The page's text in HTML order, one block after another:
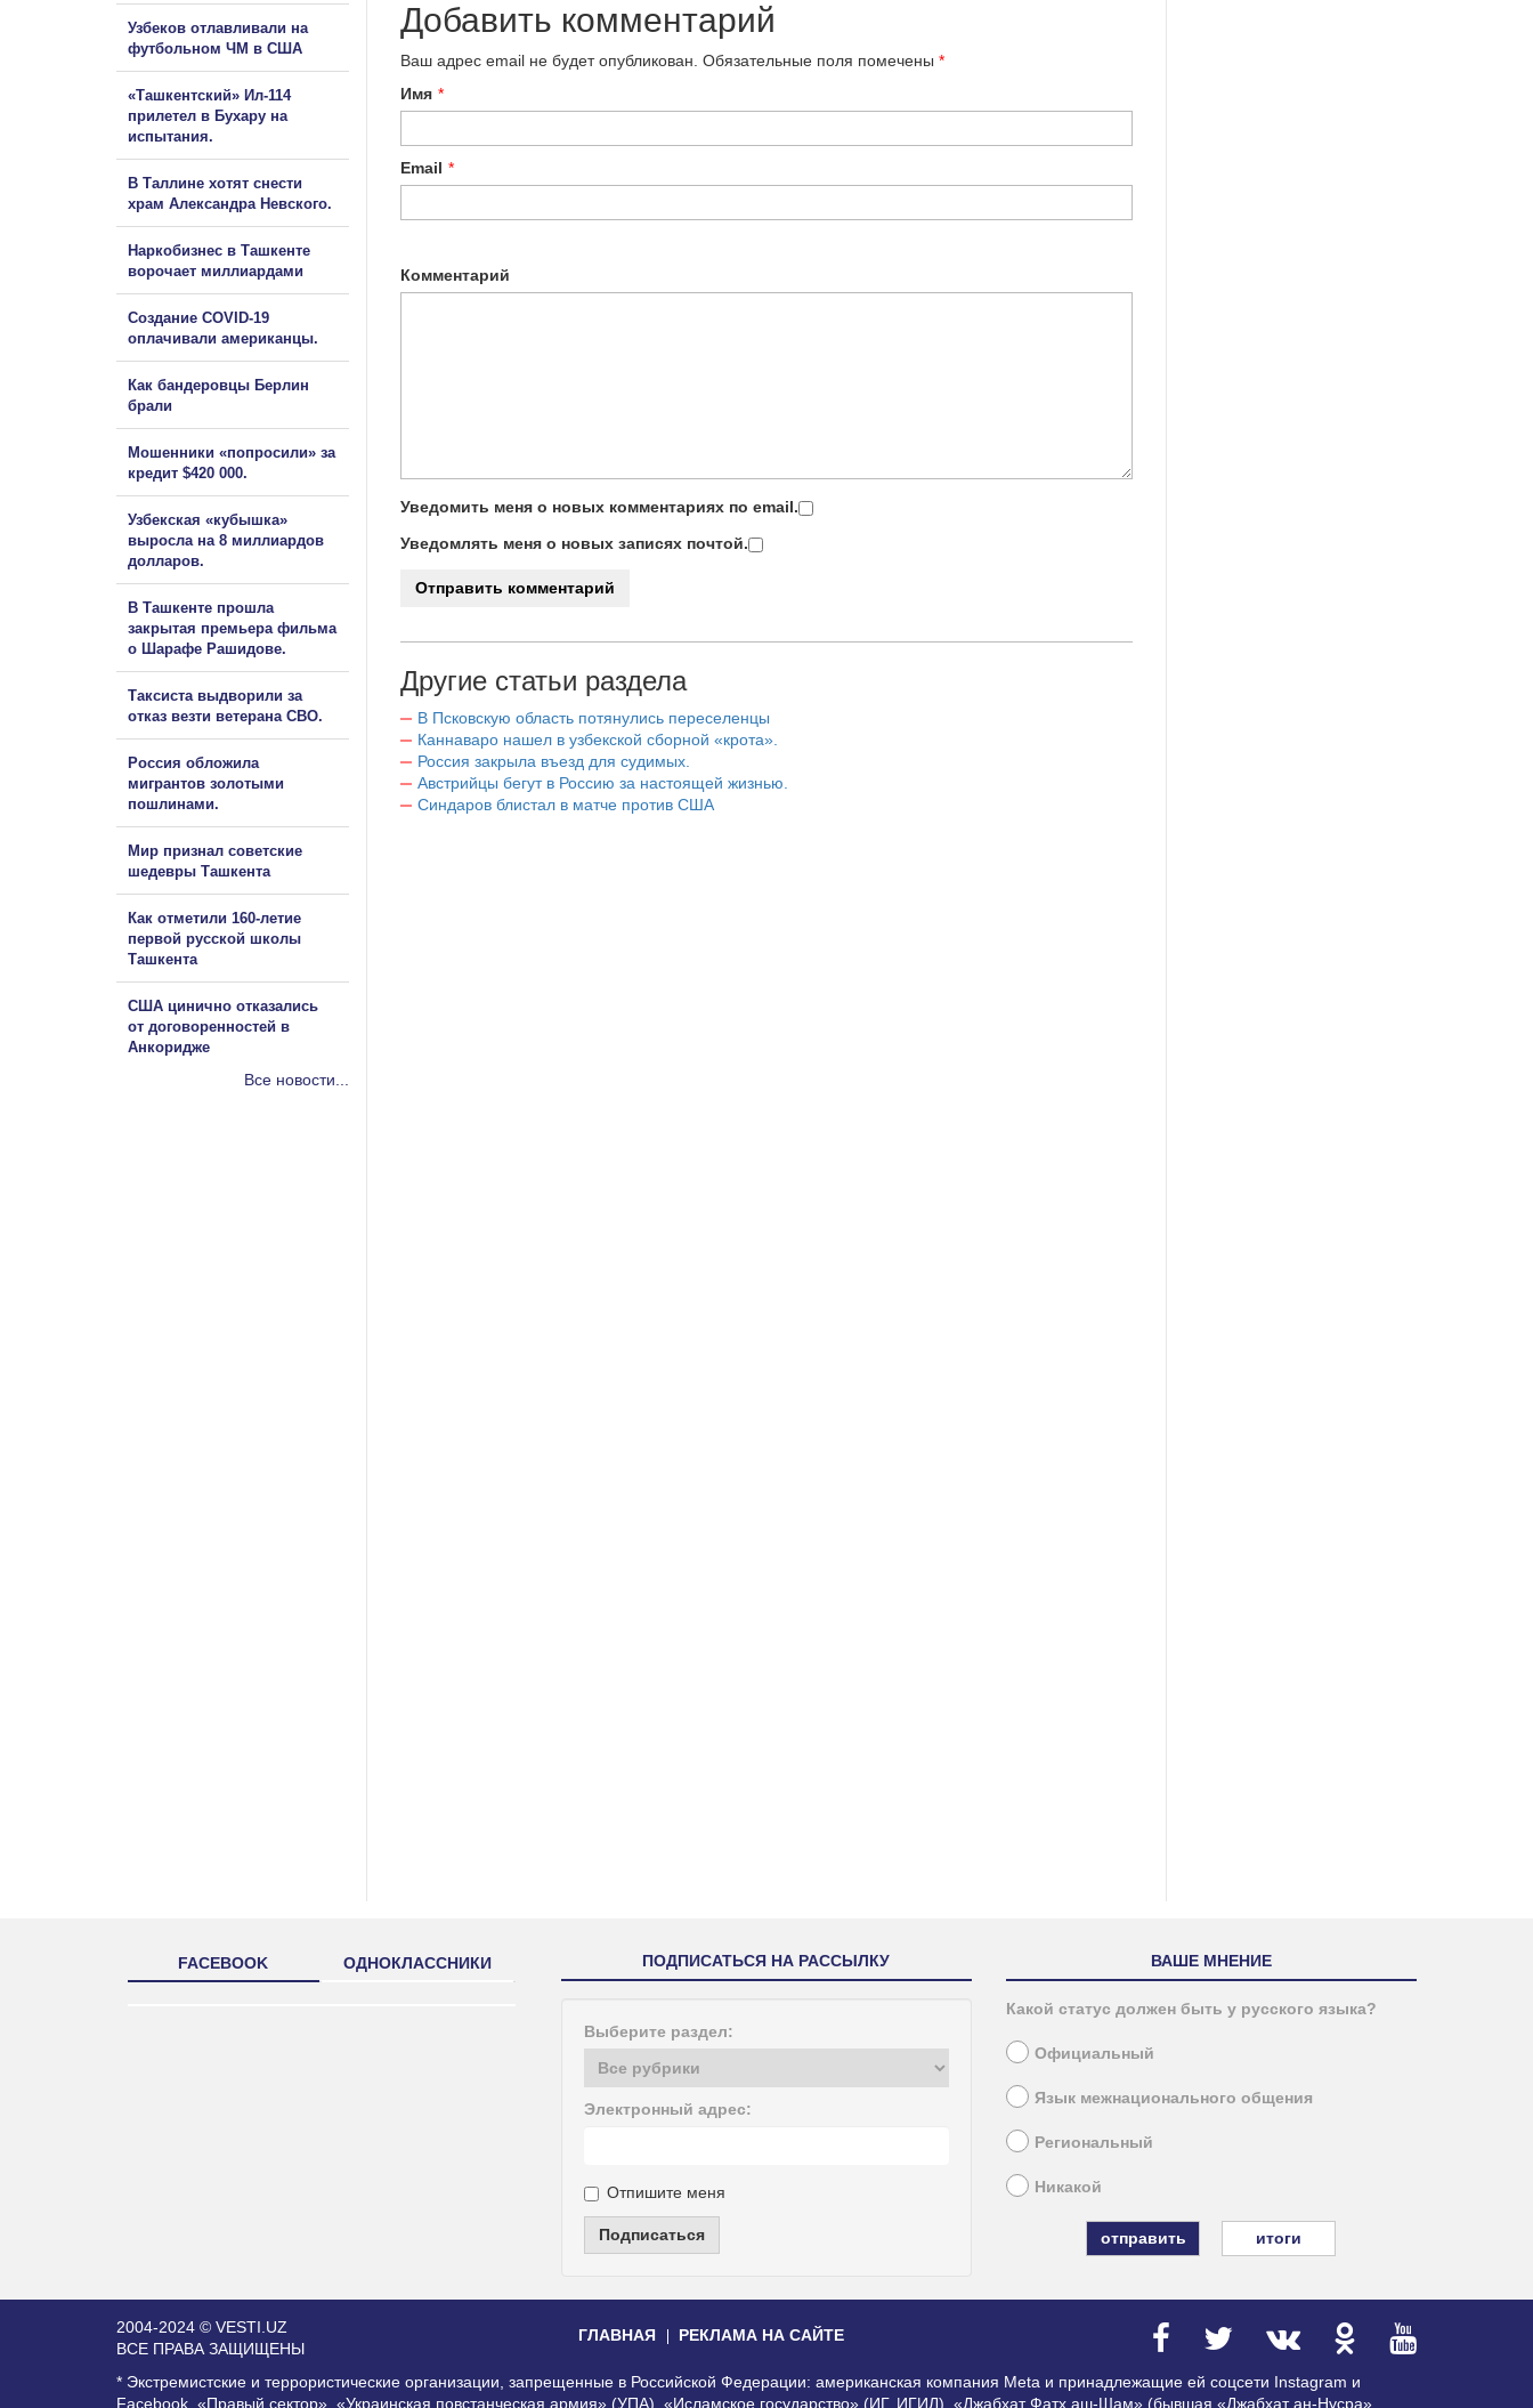
Добавить комментарий
Ваш адрес email не будет опубликован. Обязательные поля помечены *
Имя *
Email *
Комментарий
Уведомить меня о новых комментариях по email.
Уведомлять меня о новых записях почтой.
Другие статьи раздела
В Псковскую область потянулись переселенцы
Каннаваро нашел в узбекской сборной «крота».
Россия закрыла въезд для судимых.
Австрийцы бегут в Россию за настоящей жизнью.
Синдаров блистал в матче против США
Узбеков отлавливали на
футбольном ЧМ в США
«Ташкентский» Ил-114
прилетел в Бухару на
испытания.
В Таллине хотят снести
храм Александра Невского.
Наркобизнес в Ташкенте
ворочает миллиардами
Создание COVID-19
оплачивали американцы.
Как бандеровцы Берлин
брали
Мошенники «попросили» за
кредит $420 000.
Узбекская «кубышка»
выросла на 8 миллиардов
долларов.
В Ташкенте прошла
закрытая премьера фильма
о Шарафе Рашидове.
Таксиста выдворили за
отказ везти ветерана СВО.
Россия обложила
мигрантов золотыми
пошлинами.
Мир признал советские
шедевры Ташкента
Как отметили 160-летие
первой русской школы
Ташкента
США цинично отказались
от договоренностей в
Анкоридже
Все новости...
FACEBOOK ОДНОКЛАССНИКИ ПОДПИСАТЬСЯ НА РАССЫЛКУ
Выберите раздел:
Электронный адрес:
Отпишите меня
Подписаться
ВАШЕ МНЕНИЕ
Какой статус должен быть у русского языка?
Официальный
Язык межнационального общения
Региональный
Никакой
итоги
2004-2024 © VESTI.UZ
ВСЕ ПРАВА ЗАЩИЩЕНЫ
ГЛАВНАЯ РЕКЛАМА НА САЙТЕ
* Экстремистские и террористические организации, запрещенные в Российской Федерации: американская компания Meta и принадлежащие ей соцсети Instagram и
Facebook, «Правый сектор», «Украинская повстанческая армия» (УПА), «Исламское государство» (ИГ, ИГИЛ), «Джабхат Фатх аш-Шам» (бывшая «Джабхат ан-Нусра»,